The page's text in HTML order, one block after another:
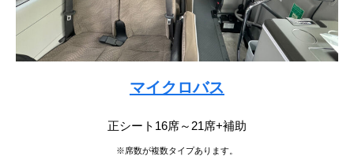
マイクロバス
正シート16席～21席+補助
※席数が複数タイプあります。